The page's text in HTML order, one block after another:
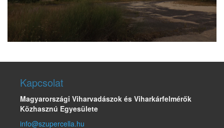
Kapcsolat
Magyarországi Viharvadászok és Viharkárfelmérők
Közhasznú Egyesülete
info@szupercella.hu